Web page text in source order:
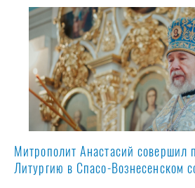
Митрополит Анастасий совершил
Литургию в Спасо-Вознесенском